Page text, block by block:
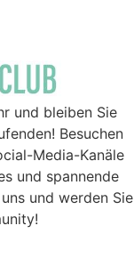
und bleiben Sie
Besuchen
Media-Kanäle
und spannende
und werden Sie